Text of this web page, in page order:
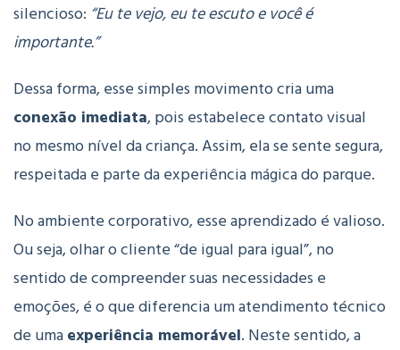
silencioso: “Eu te vejo, eu te escuto e você é
importante.”
Dessa forma, esse simples movimento cria uma
conexão imediata, pois estabelece contato visual
no mesmo nível da criança. Assim, ela se sente segura,
respeitada e parte da experiência mágica do parque.
No ambiente corporativo, esse aprendizado é valioso.
Ou seja, olhar o cliente “de igual para igual”, no
sentido de compreender suas necessidades e
emoções, é o que diferencia um atendimento técnico
de umaexperiência memorável. Neste sentido, a